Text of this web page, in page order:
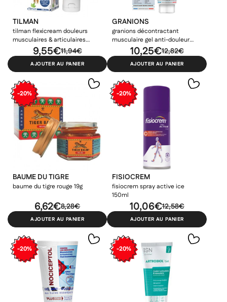
TILMAN
tilman flexicream douleurs
musculaires & articulaires
11,94€
9,55€
AJOUTER AU PANIER
GRANIONS
granions décontractant
musculaire gel anti-douleur
12,82€
10,25€
AJOUTER AU PANIER
-20%
BAUME DU TIGRE
baume du tigre rouge 19g
8,28€
6,62€
AJOUTER AU PANIER
-20%
FISIOCREM
fisiocrem spray active ice
150ml
12,58€
10,06€
AJOUTER AU PANIER
-20% -20%